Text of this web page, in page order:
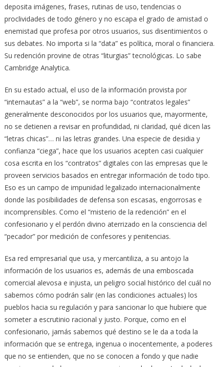
deposita imágenes, frases, rutinas de uso, tendencias o
proclividades de todo género y no escapa el grado de amistad o
enemistad que profesa por otros usuarios, sus disentimientos o
sus debates. No importa si la “data” es política, moral o financiera.
Su redención provine de otras “liturgias” tecnológicas. Lo sabe
Cambridge Analytica.
En su estado actual, el uso de la información provista por
“internautas” a la “web”, se norma bajo “contratos legales”
generalmente desconocidos por los usuarios que, mayormente,
no se detienen a revisar en profundidad, ni claridad, qué dicen las
“letras chicas”… ni las letras grandes. Una especie de desidia y
confianza “ciega”, hace que los usuarios acepten casi cualquier
cosa escrita en los “contratos” digitales con las empresas que le
proveen servicios basados en entregar información de todo tipo.
Eso es un campo de impunidad legalizado internacionalmente
donde las posibilidades de defensa son escasas, engorrosas e
incomprensibles. Como el “misterio de la redención” en el
confesionario y el perdón divino aterrizado en la consciencia del
“pecador” por medición de confesores y penitencias.
Esa red empresarial que usa, y mercantiliza, a su antojo la
información de los usuarios es, además de una emboscada
comercial alevosa e injusta, un peligro social histórico del cuál no
sabemos cómo podrán salir (en las condiciones actuales) los
pueblos hacia su regulación y para sancionar lo que hubiere que
someter a escrutinio racional y justo. Porque, como en el
confesionario, jamás sabemos qué destino se le da a toda la
información que se entrega, ingenua o inocentemente, a poderes
que no se entienden, que no se conocen a fondo y que nadie